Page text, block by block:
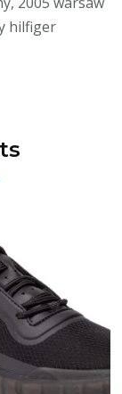
hilfiger